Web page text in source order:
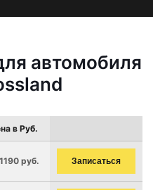
автомобиля
в Руб.
руб. Записаться